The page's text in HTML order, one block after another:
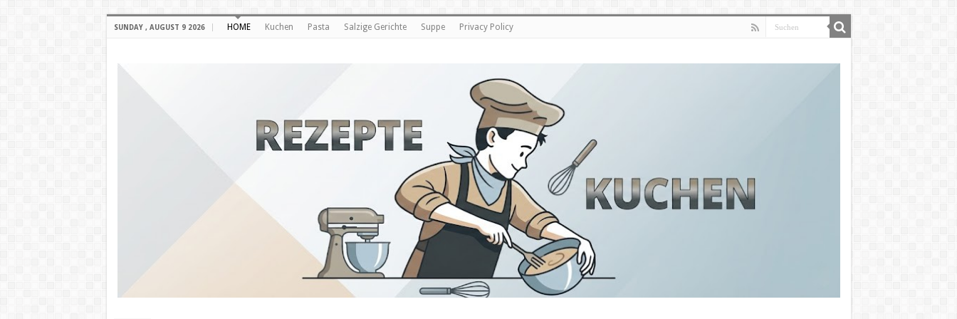
SUNDAY , AUGUST 9 2026 HOME Kuchen Pasta Salzige Gerichte Suppe Privacy Policy